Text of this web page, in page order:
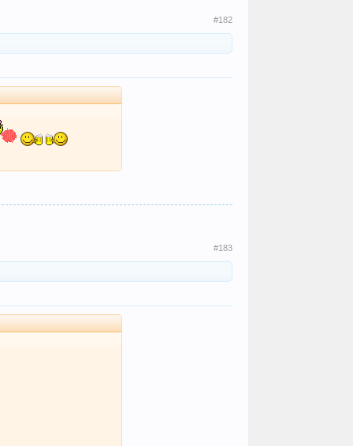
#182
#183